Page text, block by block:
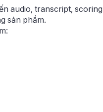
audio, transcript,
sản phẩm.